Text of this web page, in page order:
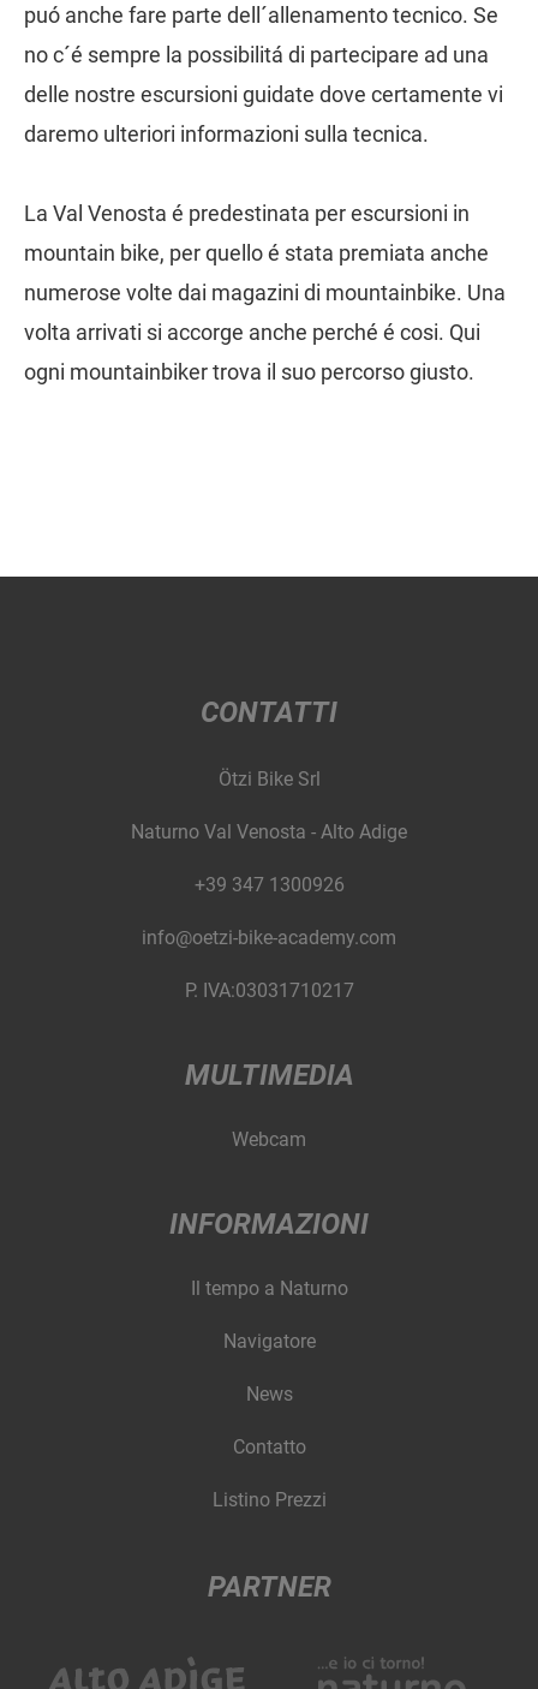
puó anche fare parte dell´allenamento tecnico. Se
no c´é sempre la possibilitá di partecipare ad una
delle nostre escursioni guidate dove certamente vi
daremo ulteriori informazioni sulla tecnica.
La Val Venosta é predestinata per escursioni in
mountain bike, per quello é stata premiata anche
numerose volte dai magazini di mountainbike. Una
volta arrivati si accorge anche perché é cosi. Qui
ogni mountainbiker trova il suo percorso giusto.
CONTATTI
Ötzi Bike Srl
Naturno Val Venosta - Alto Adige
+39 347 1300926
info@oetzi-bike-academy.com
P. IVA:03031710217
MULTIMEDIA
Webcam
INFORMAZIONI
Il tempo a Naturno
Navigatore
News
Contatto
Listino Prezzi
PARTNER